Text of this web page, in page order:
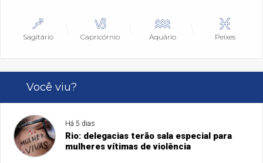
Sagitário Capricórnio Aquário Peixes
Você viu?
Há 5 dias
Rio: delegacias terão sala especial para
mulheres vítimas de violência